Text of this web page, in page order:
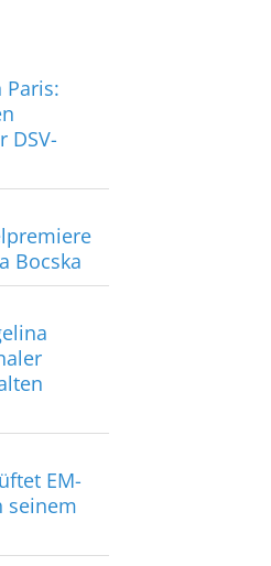
Paris:
DSV-
Bocska
EM-
seinem
e.V.